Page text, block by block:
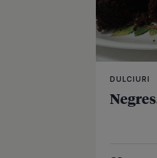
DULCIURI